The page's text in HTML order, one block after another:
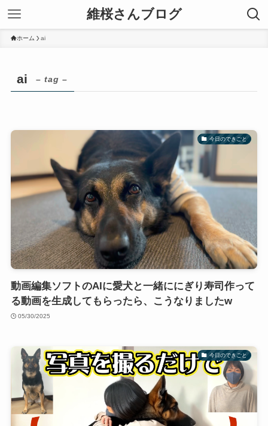
維桜さんブログ
ホーム ai
ai – tag –
今日のできごと
動画編集ソフトのAIに愛犬と一緒ににぎり寿司作って
る動画を生成してもらったら、こうなりましたw
05/30/2025
今日のできごと